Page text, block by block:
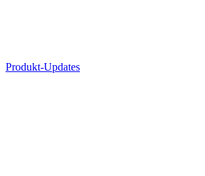
Produkt-Updates